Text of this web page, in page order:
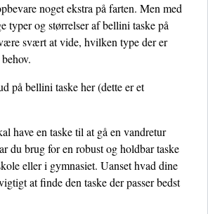
noget ekstra på farten. Men med
typer og størrelser af bellini taske på
svært at vide, hvilken type der er
på bellini taske her(dette er et
have en taske til at gå en vandretur
du brug for en robust og holdbar taske
eller i gymnasiet. Uanset hvad dine
at finde den taske der passer bedst